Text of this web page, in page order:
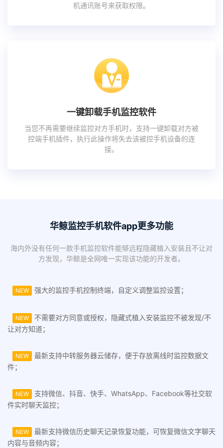
机通讯账号来获取权限。
一键卸载手机监控软件
当您不再需要继续监控对方手机时，支持一键卸载对方被
控端手机插件，执行此操作将失去该被控手机设备的连
接。
华鲸监控手机软件app更多功能
海内外没有任何一款手机监控软件能够远程隐藏植入安装且不让对
方发现，华鲸是全网唯一实现该功能的开发者。
NEW 强大的监控手机控制终端，自定义调整监控设置；
NEW
不需要对方同意或授权，隐藏式植入安装监控不被发现/不
让对方知道；
NEW
最新支持中转服务器云储存，便于存放离线时监控数据文
件；
NEW
支持微信、抖音、快手、WhatsApp、Facebook等社交软
件实时聊天监控；
NEW
最新支持微信历史聊天记录恢复功能，可恢复微信文字聊天
内容与音频内容；